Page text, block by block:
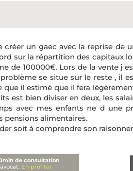
créer un gaec avec la reprise de
sur la répartition des capitaux
de 100000€. Lors de la vente j
se situe sur le reste , il
il estimé que il fera
est bien diviser en deux, les
avec mes enfants ne d une
pensions alimentaires.
soit à comprendre son
de consultation
En profiter